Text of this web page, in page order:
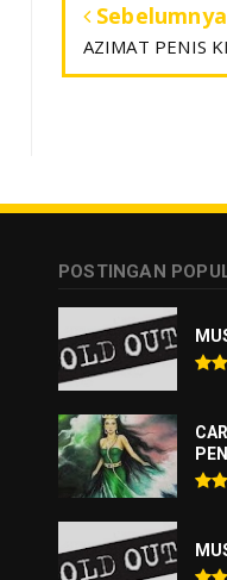
Sebelumnya
AZIMAT PENIS
POSTINGAN